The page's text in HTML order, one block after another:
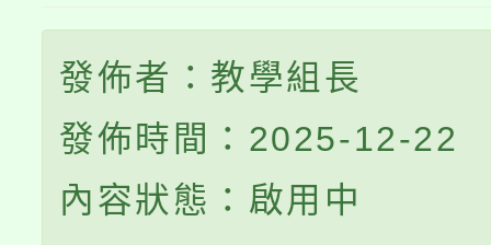
發佈者：教學組長
發佈時間：2025-12-22
內容狀態：啟用中